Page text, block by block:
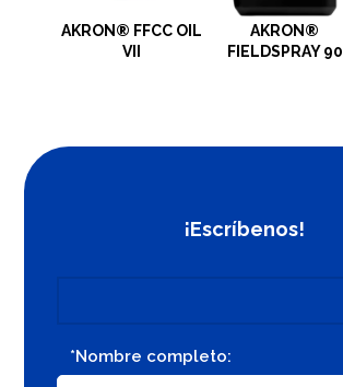
AKRON® FFCC OIL
VII
AKRON®
FIELDSPRAY 90
¡Escríbenos!
*Nombre completo: